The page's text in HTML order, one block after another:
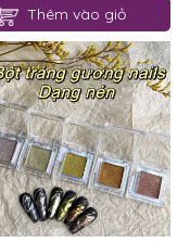
Thêm vào giỏ